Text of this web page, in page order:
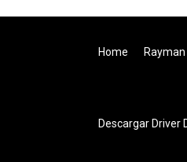
Home
Descargar Driver